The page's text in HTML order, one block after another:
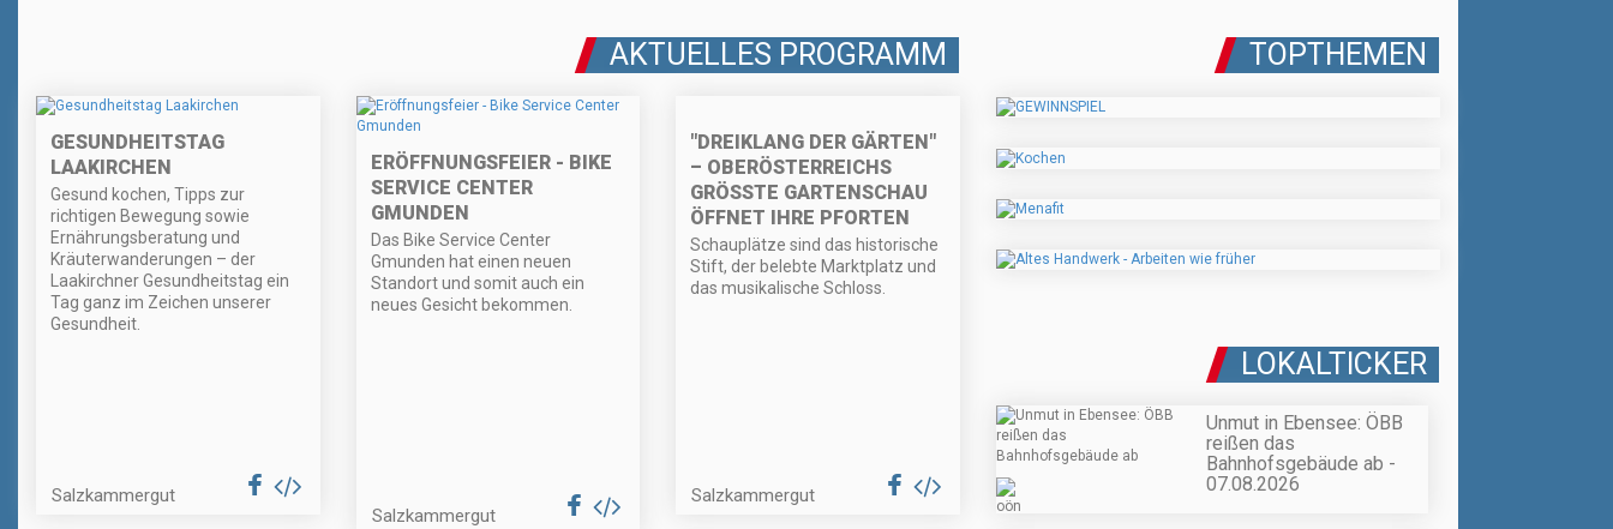
AKTUELLES PROGRAMM
GESUNDHEITSTAG
LAAKIRCHEN
Gesund kochen, Tipps zur
richtigen Bewegung sowie
Ernährungsberatung und
Kräuterwanderungen – der
Laakirchner Gesundheitstag ein
Tag ganz im Zeichen unserer
Gesundheit.
Salzkammergut
ERÖFFNUNGSFEIER - BIKE
SERVICE CENTER
GMUNDEN
Das Bike Service Center
Gmunden hat einen neuen
Standort und somit auch ein
neues Gesicht bekommen.
Salzkammergut
"DREIKLANG DER GÄRTEN"
– OBERÖSTERREICHS
GRÖSSTE GARTENSCHAU Ö
FFNET IHRE PFORTEN
Schauplätze sind das historische
Stift, der belebte Marktplatz und
das musikalische Schloss.
Salzkammergut
TOPTHEMEN
LOKALTICKER
Unmut in Ebensee: ÖBB
reißen das
Bahnhofsgebäude ab -
07.08.2026